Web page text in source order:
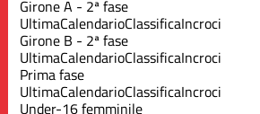
Girone A - 2ª fase
UltimaCalendarioClassificaIncroci
Girone B - 2ª fase
UltimaCalendarioClassificaIncroci
Prima fase
UltimaCalendarioClassificaIncroci
Under-16 femminile